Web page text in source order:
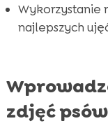
Wykorzystanie
najlepszych
zdjęć psów